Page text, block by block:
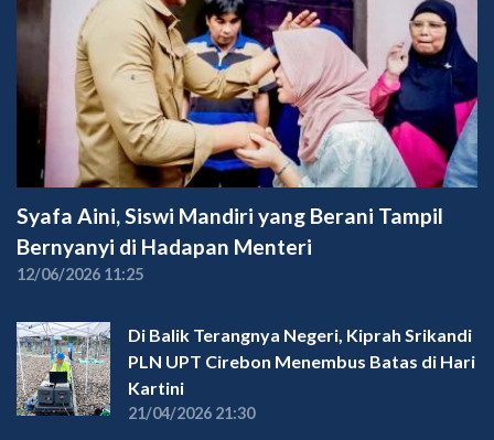
Syafa Aini, Siswi Mandiri yang Berani Tampil
Bernyanyi di Hadapan Menteri
12/06/2026 11:25
Di Balik Terangnya Negeri, Kiprah Srikandi
PLN UPT Cirebon Menembus Batas di Hari
Kartini
21/04/2026 21:30